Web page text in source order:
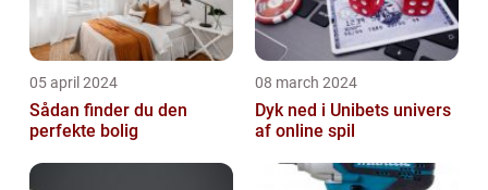
05 april 2024
Sådan finder du den
perfekte bolig
08 march 2024
Dyk ned i Unibets univers
af online spil